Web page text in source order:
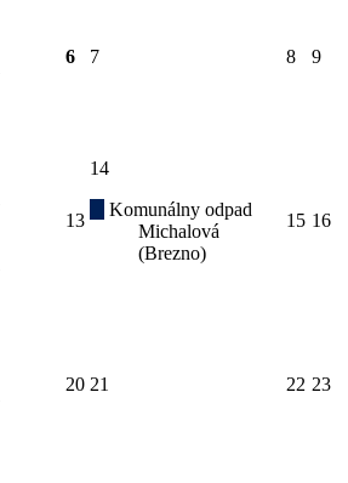
6 7 8 9
13
14
Komunálny odpad
Michalová
(Brezno)
15 16
20 21 22 23